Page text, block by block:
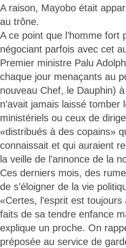
A raison, Mayobo était
au trône.
A ce point que l’homme
négociant parfois avec cet
Premier ministre Palu
chaque jour menaçants au
nouveau Chef, le Dauphin)
n’avait jamais laissé
ministériels ou ceux de
«distribués à des copains»
connaissait et qui auraient
la veille de l’annonce de la
Ces derniers mois, des
de s’éloigner de la vie
«Certes, l’esprit est
faits de sa tendre enfance
explique un proche. On
préposée au service de